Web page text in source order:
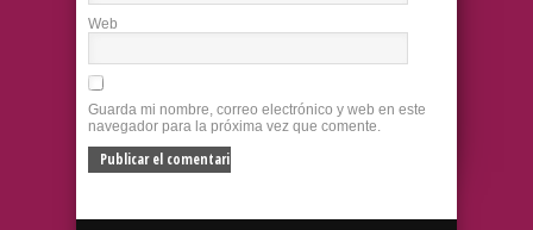
Web
Guarda mi nombre, correo electrónico y web en este
navegador para la próxima vez que comente.